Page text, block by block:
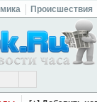
Происшествия